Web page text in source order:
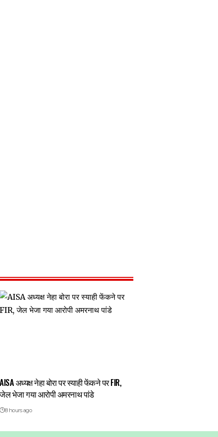
AISA अध्यक्ष नेहा बोरा पर स्याही फेंकने पर FIR,
जेल भेजा गया आरोपी अमरनाथ पांडे
8 hours ago